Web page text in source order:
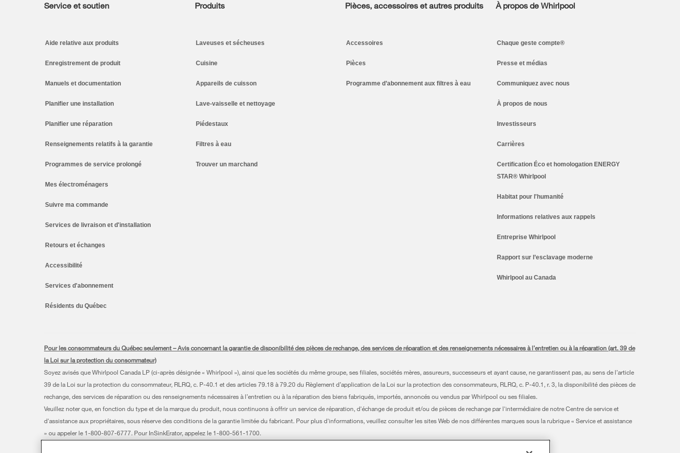
Footer
Service et soutien
Aide relative aux produits
Enregistrement de produit
Manuels et documentation
Planifier une installation
Planifier une réparation
Renseignements relatifs à la garantie
Programmes de service prolongé
Mes électroménagers
Suivre ma commande
Services de livraison et d'installation
Retours et échanges
Accessibilité
Services d'abonnement
Résidents du Québec
Produits
Laveuses et sécheuses
Cuisine
Appareils de cuisson
Lave-vaisselle et nettoyage
Piédestaux
Filtres à eau
Trouver un marchand
Pièces, accessoires et autres produits
Accessoires
Pièces
Programme d’abonnement aux filtres à eau
À propos de Whirlpool
Chaque geste compte®
Presse et médias
Communiquez avec nous
À propos de nous
Investisseurs
Carrières
Certification Éco et homologation ENERGY
STAR® Whirlpool
Habitat pour l'humanité
Informations relatives aux rappels
Entreprise Whirlpool
Rapport sur l’esclavage moderne
Whirlpool au Canada
Pour les consommateurs du Québec seulement – Avis concernant la garantie de disponibilité des pièces de rechange, des services de réparation et des renseignements nécessaires à l’entretien ou à la réparation (art. 39 de
la Loi sur la protection du consommateur)
Soyez avisés que Whirlpool Canada LP (ci-après désignée « Whirlpool »), ainsi que les sociétés du même groupe, ses filiales, sociétés mères, assureurs, successeurs et ayant cause, ne garantissent pas, au sens de l’article
39 de la Loi sur la protection du consommateur, RLRQ, c. P-40.1 et des articles 79.18 à 79.20 du Règlement d’application de la Loi sur la protection des consommateurs, RLRQ, c. P-40.1, r. 3, la disponibilité des pièces de
rechange, des services de réparation ou des renseignements nécessaires à l’entretien ou à la réparation des biens fabriqués, importés, annoncés ou vendus par Whirlpool ou ses filiales.
Veuillez noter que, en fonction du type et de la marque du produit, nous continuons à offrir un service de réparation, d'échange de produit et/ou de pièces de rechange par l'intermédiaire de notre Centre de service et
d'assistance aux propriétaires, sous réserve des conditions de la garantie limitée du fabricant. Pour plus d'informations, veuillez consulter les sites Web de nos différentes marques sous la rubrique « Service et assistance
» ou appeler le 1-800-807-6777. Pour InSinkErator, appelez le 1-800-561-1700.